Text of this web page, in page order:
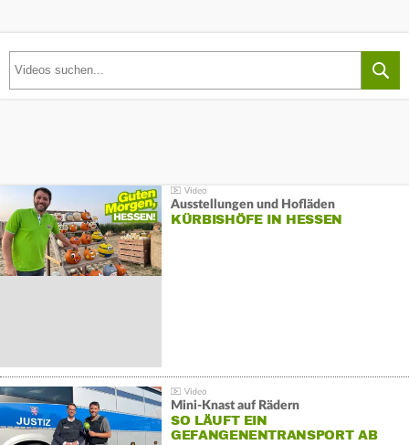
Ausstellungen und Hofläden
KÜRBISHÖFE IN HESSEN
Mini-Knast auf Rädern
SO LÄUFT EIN
GEFANGENENTRANSPORT AB